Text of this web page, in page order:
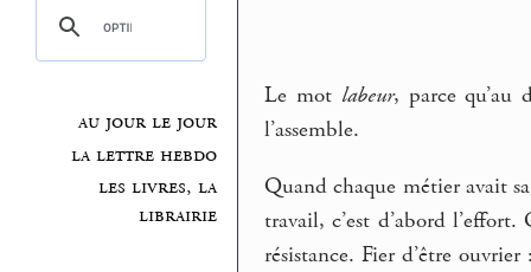
au jour le jour
la lettre hebdo
les livres, la
librairie
Le mot labeur, parce
l’assemble.
Quand chaque métier avait
travail, c’est d’abord
résistance. Fier d’être